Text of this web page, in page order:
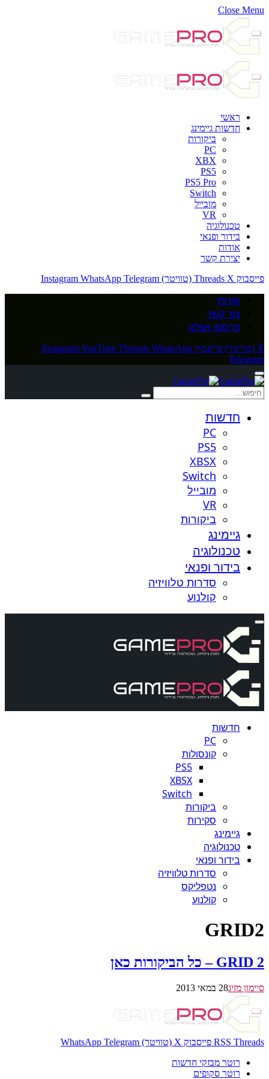
Close Menu
ראשי
חדשות גיימינג
ביקורות
PC
XBX
PS5
PS5 Pro
Switch
מובייל
VR
טכנולוגיה
בידור ופנאי
אודות
יצירת קשר
פייסבוק
Threads X (טוויטר) Instagram WhatsApp Telegram
אודות
צור קשר
פרסמו אצלנו
X (טוויטר) פייסבוק InstagramYouTube Threads WhatsApp
Telegram
חדשות
PC
PS5
XBSX
Switch
מובייל
VR
ביקורות
גיימינג
טכנולוגיה
בידור ופנאי
סדרות טלוויזיה
קולנוע
חדשות
PC
קונסולות
PS5
XBSX
Switch
ביקורות
סקירות
גיימינג
טכנולוגיה
בידור ופנאי
סדרות טלוויזיה
נטפליקס
קולנוע
GRID2
GRID 2 – כל הביקורות כאן
סיימון מזיג28 במאי 2013
RSS Threads פייסבוק X (טוויטר) WhatsApp Telegram
רוטר מבזקי חדשות
רוטר סקופים